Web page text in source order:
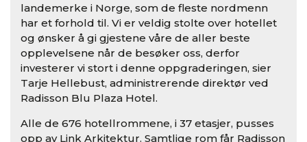
landemerke i Norge, som de fleste nordmenn
har et forhold til. Vi er veldig stolte over hotellet
og ønsker å gi gjestene våre de aller beste
opplevelsene når de besøker oss, derfor
investerer vi stort i denne oppgraderingen, sier
Tarje Hellebust, administrerende direktør ved
Radisson Blu Plaza Hotel.
Alle de 676 hotellrommene, i 37 etasjer, pusses
opp av Link Arkitektur. Samtlige rom får Radisson